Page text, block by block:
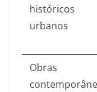
históricos
urbanos
Obras